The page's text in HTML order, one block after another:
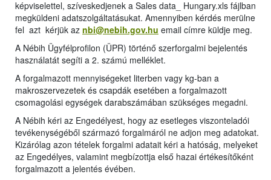
képviselettel, szíveskedjenek a Sales data_ Hungary.xls fájlban
megküldeni adatszolgáltatásukat. Amennyiben kérdés merülne
fel azt kérjük az nbi@nebih.gov.hu email címre küldje meg.
A Nébih Ügyfélprofilon (ÜPR) történő szerforgalmi bejelentés
használatát segíti a 2. számú melléklet.
A forgalmazott mennyiségeket literben vagy kg-ban a
makroszervezetek és csapdák esetében a forgalmazott
csomagolási egységek darabszámában szükséges megadni.
A Nébih kéri az Engedélyest, hogy az esetleges viszonteladói
tevékenységéből származó forgalmáról ne adjon meg adatokat.
Kizárólag azon tételek forgalmi adatait kéri a hatóság, melyeket
az Engedélyes, valamint megbízottja első hazai értékesítőként
forgalmazott a jelentés évében.